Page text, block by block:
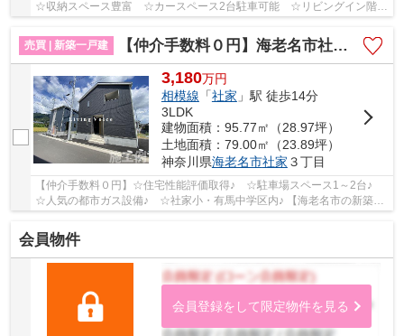
☆収納スペース豊富 ☆カースペース2台駐車可能 ☆リビングイン階段
♪ 【海老名市の中古戸建のことならリビングボイス...
売買 | 新築一戸建
【仲介手数料０円】海老名市社家第18 新築一戸建て 全3棟
3,180万円
相模線 「社家 」駅 徒歩14分
3LDK
建物面積：95.77㎡（28.97坪）
土地面積：79.00㎡（23.89坪）
神奈川県海老名市社家 ３丁目
【仲介手数料０円】☆住宅性能評価取得♪ ☆駐車場スペース1～2台♪
☆人気の都市ガス設備♪ ☆社家小・有馬中学区内♪ 【海老名市の新築一
会員物件
会員登録をして限定物件を見る